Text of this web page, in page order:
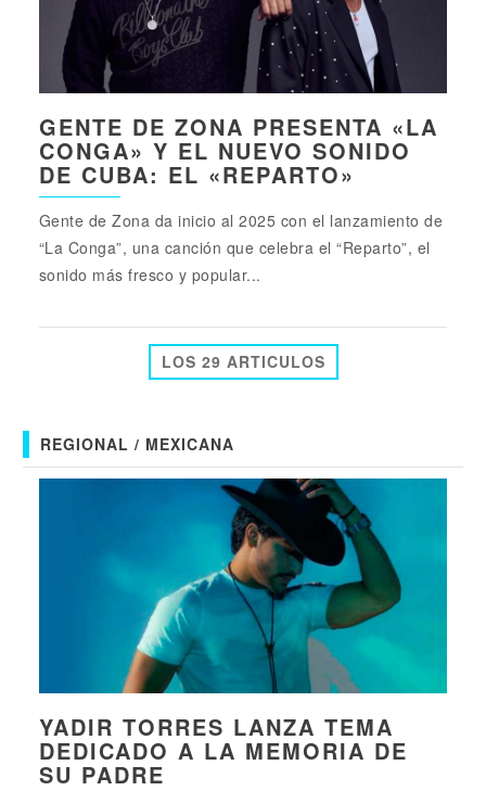
GENTE DE ZONA PRESENTA «LA
CONGA» Y EL NUEVO SONIDO
DE CUBA: EL «REPARTO»
Gente de Zona da inicio al 2025 con el lanzamiento de
“La Conga”, una canción que celebra el “Reparto”, el
sonido más fresco y popular...
LOS 29 ARTICULOS
REGIONAL / MEXICANA
YADIR TORRES LANZA TEMA
DEDICADO A LA MEMORIA DE
SU PADRE